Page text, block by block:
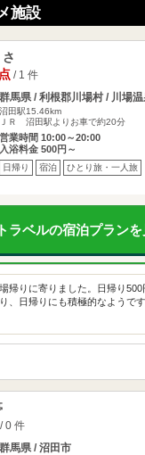
施設
/ 1 件
群馬県 / 利根郡川場村 / 川場温
沼田駅15.46km
ＪＲ 沼田駅よりお車で約20分
営業時間 10:00～20:00
入浴料金 500円～
日帰り 宿泊 ひとり旅・一人旅
ラベルの宿泊プランを
帰りに寄りました。日帰り
、日帰りにも積極的なようで
0 件
群馬県 / 沼田市